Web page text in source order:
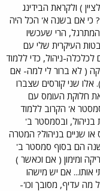
) ולקראת הבידינג
כי אם בשנה א' הכל היה
הרי שעכשיו
העיקרית שלי עם
לכלכלה-ניהול, כדי ללמוד
( לא ברור לי למה- אם
אלו שני קורסים שצברו
חלוקת העומס עם
לסמסטר א' הקרוב ללמוד
בניהול, ובסמסטר ב'
או שניים בניהול? המטרה
הם בסוף סמסטר ב'
ומימון ( אם וכאשר )
אותו... אם יש מישהו
מה עדיף, מסובך וכו'-